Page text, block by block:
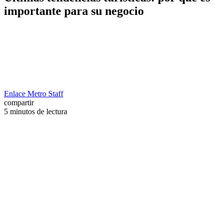
importante para su negocio
Enlace Metro Staff
compartir
5 minutos de lectura